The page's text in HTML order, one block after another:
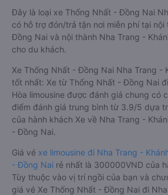
Đây là loại xe Thống Nhất - Đồng Nai
có hỗ trợ đón/trả tận nơi miễn phí tại
Đồng Nai và nội thành Nha Trang -
cho du khách.
Xe Thống Nhất - Đồng Nai Nha Trang -
tốt nhất: Xe từ Thống Nhất - Đồng Nai
Hòa limousine được đánh giá chung có
điểm đánh giá trung bình từ 3.9/5 dựa
của hành khách Xe về Nha Trang -
- Đồng Nai.
Giá vé xe limousine đi Nha Trang -
- Đồng Nai rẻ nhất là 300000VND của
Tùy thuộc vào vị trí ngồi của bạn và
giá vé Xe Thống Nhất - Đồng Nai đi